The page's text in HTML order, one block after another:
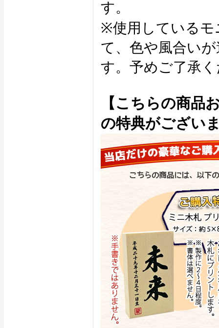
す。
※使用しているモ
て、色や風合い
す。予めご了承
【こちらの商品
の特典がござい